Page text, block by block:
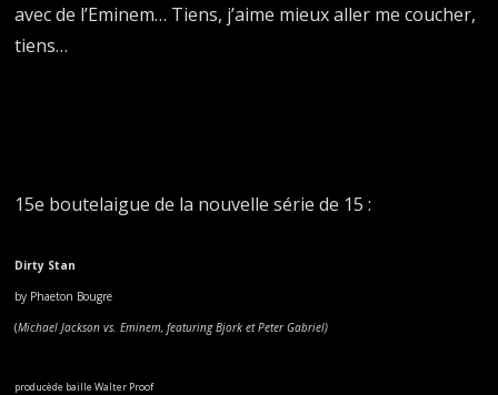
avec de l’Eminem… Tiens, j’aime mieux aller me coucher,
tiens…
15e boutelaigue de la nouvelle série de 15 :
Dirty Stan
by Phaeton Bougre
(Michael Jackson vs. Eminem, featuring Bjork et Peter Gabriel)
producède baille Walter Proof